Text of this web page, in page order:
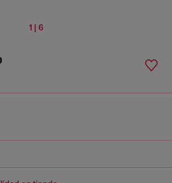
1 | 6